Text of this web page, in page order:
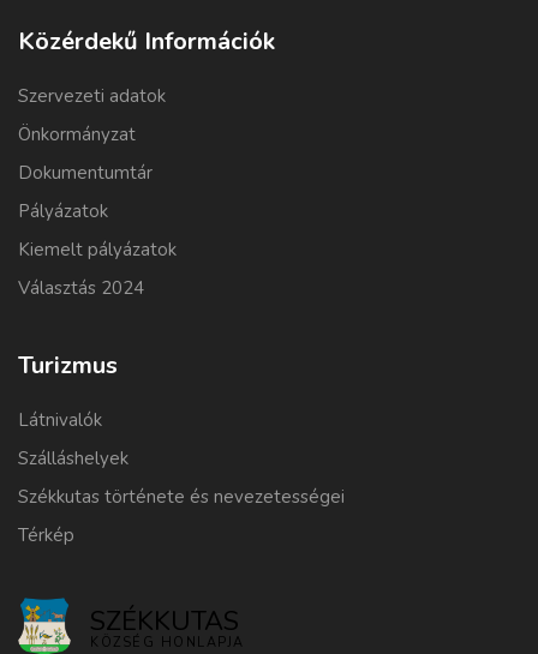
Közérdekű Információk
Szervezeti adatok
Önkormányzat
Dokumentumtár
Pályázatok
Kiemelt pályázatok
Választás 2024
Turizmus
Látnivalók
Szálláshelyek
Székkutas története és nevezetességei
Térkép
SZÉKKUTAS
KÖZSÉG HONLAPJA